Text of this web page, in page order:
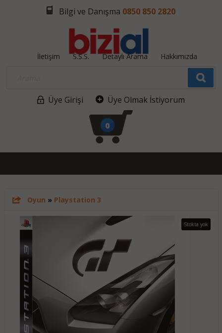
Bilgi ve Danışma 0850 850 2820
İletişim S.S.S. Detaylı Arama Hakkımızda
Üye Girişi Üye Olmak İstiyorum
0
Oyun » Playstation 3
Stokta yok